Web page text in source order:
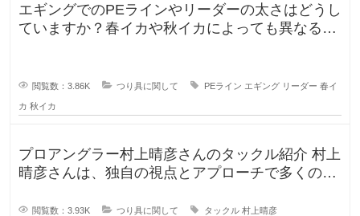
エギングでのPEラインやリーダーの太さはどうし
ていますか？春イカや秋イカによっても異なると
閲覧数：3.86K つり具に関して PEライン エギング リーダー 春イ
カ 秋イカ
プロアングラー村上晴彦さんのタックル紹介 村上
晴彦さんは、独自の視点とアプローチで多くのフ
閲覧数：3.93K つり具に関して タックル 村上晴彦